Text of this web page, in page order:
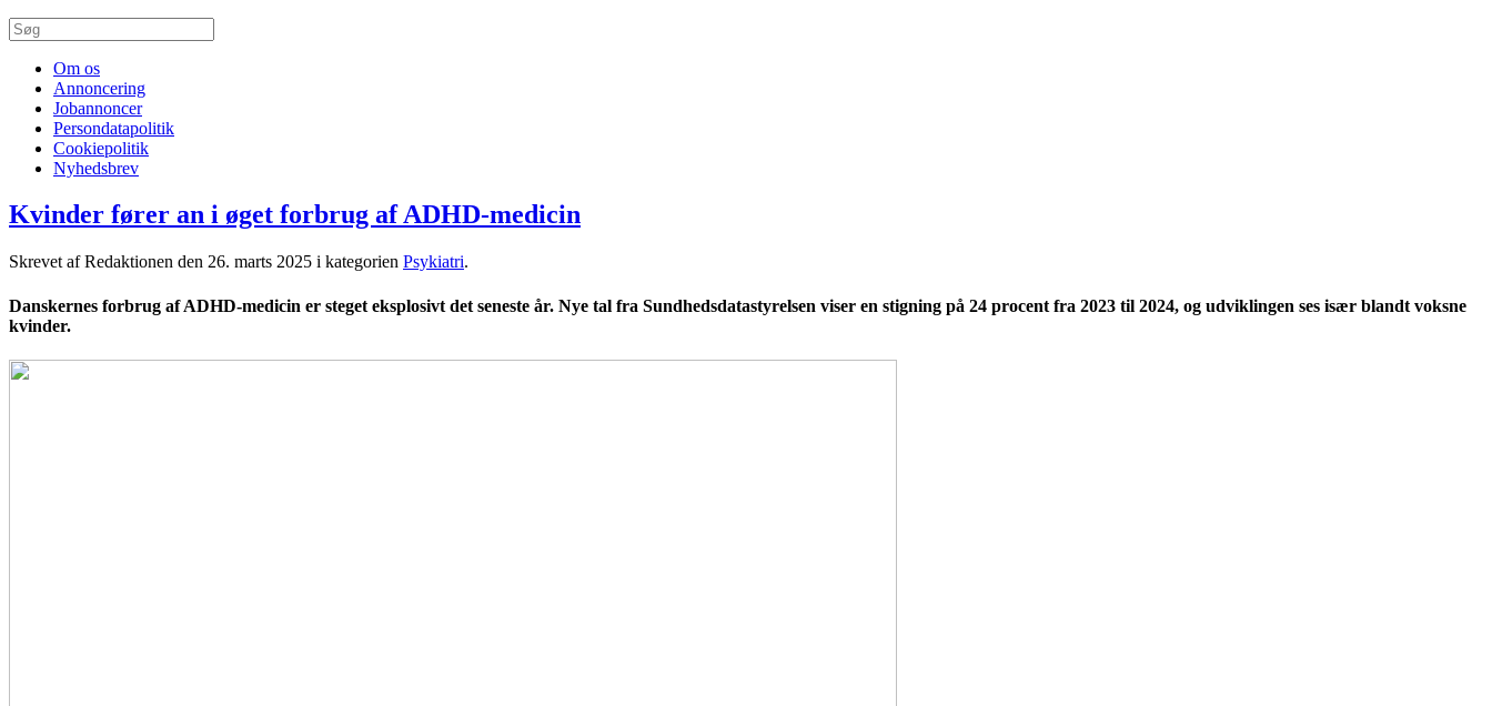
Om os
Annoncering
Jobannoncer
Persondatapolitik
Cookiepolitik
Nyhedsbrev
Kvinder fører an i øget forbrug af ADHD-medicin
Skrevet af Redaktionen den 26. marts 2025 i kategorien Psykiatri.
Danskernes forbrug af ADHD-medicin er steget eksplosivt det seneste år. Nye tal fra Sundhedsdatastyrelsen viser en stigning på 24 procent fra 2023 til 2024, og udviklingen ses især blandt voksne
kvinder.